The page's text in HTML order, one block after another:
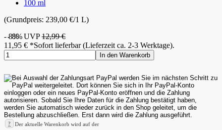
100 ml
(Grundpreis: 239,00 €/1 L)
- 8%
- 8%UVP12,99 €
11,95 € *Sofort lieferbar (Lieferzeit ca. 2-3 Werktage).
In den Warenkorb
?
Der aktuelle Warenkorb wird auf der